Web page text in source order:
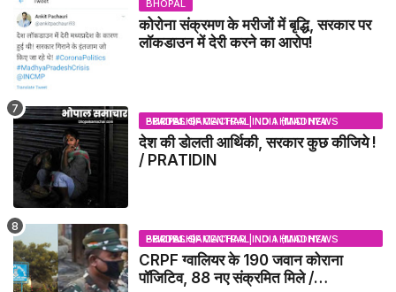
BHOPAL
कोरोना संक्रमण के मरीजों में बृद्धि, सरकार पर
लॉकडाउन में देरी करने का आरोप!
BHOPAL SAMACHAR | NO 1 HINDI NEWS PORTAL OF CENTRAL INDIA (MADHYA PRADESH)
देश की डोलती आर्थिकी, सरकार कुछ कीजिये !
/ PRATIDIN
BHOPAL SAMACHAR | NO 1 HINDI NEWS PORTAL OF CENTRAL INDIA (MADHYA PRADESH)
CRPF ग्वालियर के 190 जवान कोराना
पॉजिटिव, 88 नए संक्रमित मिले /